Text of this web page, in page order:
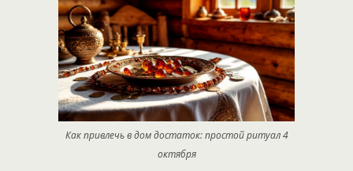
Как привлечь в дом достаток: простой ритуал 4
октября